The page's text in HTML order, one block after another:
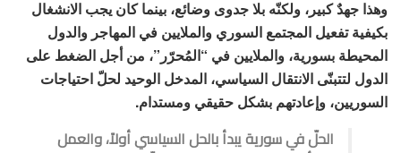
وهذا جهدٌ كبير، ولكنّه بلا جدوى وضائع، بينما كان يجب الانشغال
بكيفية تفعيل المجتمع السوري والملايين في المهاجر والدول
المحيطة بسورية، والملايين في “المُحرّر”، من أجل الضغط على
الدول لتتبنّى الانتقال السياسي، المدخل الوحيد لحلّ احتياجات
السوريين، وإعادتهم بشكل حقيقي ومستدام.
الحلّ في سورية يبدأ بالحل السياسي أولاً، والعمل